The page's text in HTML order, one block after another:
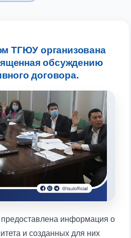
ТГЮУ организована
обсуждению
договора.
информация о
и созданных для них
обращения по
1. Документы (бакалавр) (5) 2. Документы (магистр) (4)
3. Собеседование (бакалавр) (8)
5. Стоимость обучения (2)